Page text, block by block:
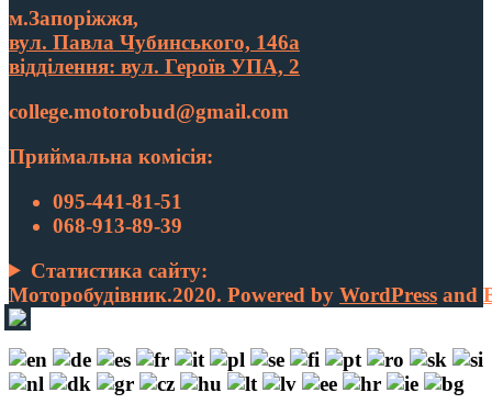
м.Запоріжжя,
вул. Павла Чубинського, 146а
відділення: вул. Героїв УПА, 2
college.motorobud@gmail.com
Приймальна комісія:
095-441-81-51
068-913-89-39
Статистика сайту:
Моторобудівник.2020. Powered by WordPress and